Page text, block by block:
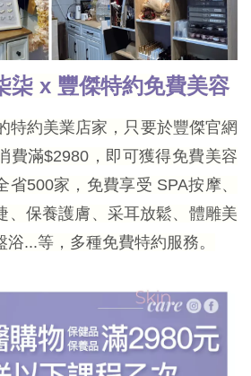
柒 x 豐傑特約免費美容
特約美業店家，只要於豐傑官網
費滿$2980，即可獲得免費美容
省500家，免費享受 SPA按摩、
、保養護膚、采耳放鬆、體雕美
...等，多種免費特約服務。